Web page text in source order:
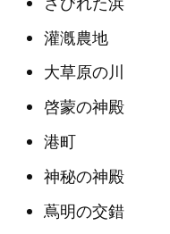
灌漑農地
大草原の川
啓蒙の神殿
港町
神秘の神殿
蔦明の交錯